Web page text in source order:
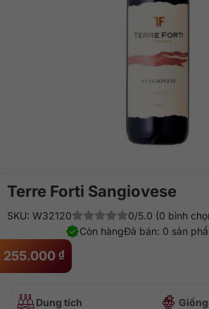
Terre Forti Sangiovese
255.000 ₫
SKU: W32120
0/5.0 (0 bình
Đã bán: 0 sản
Còn hàng
Dung tích